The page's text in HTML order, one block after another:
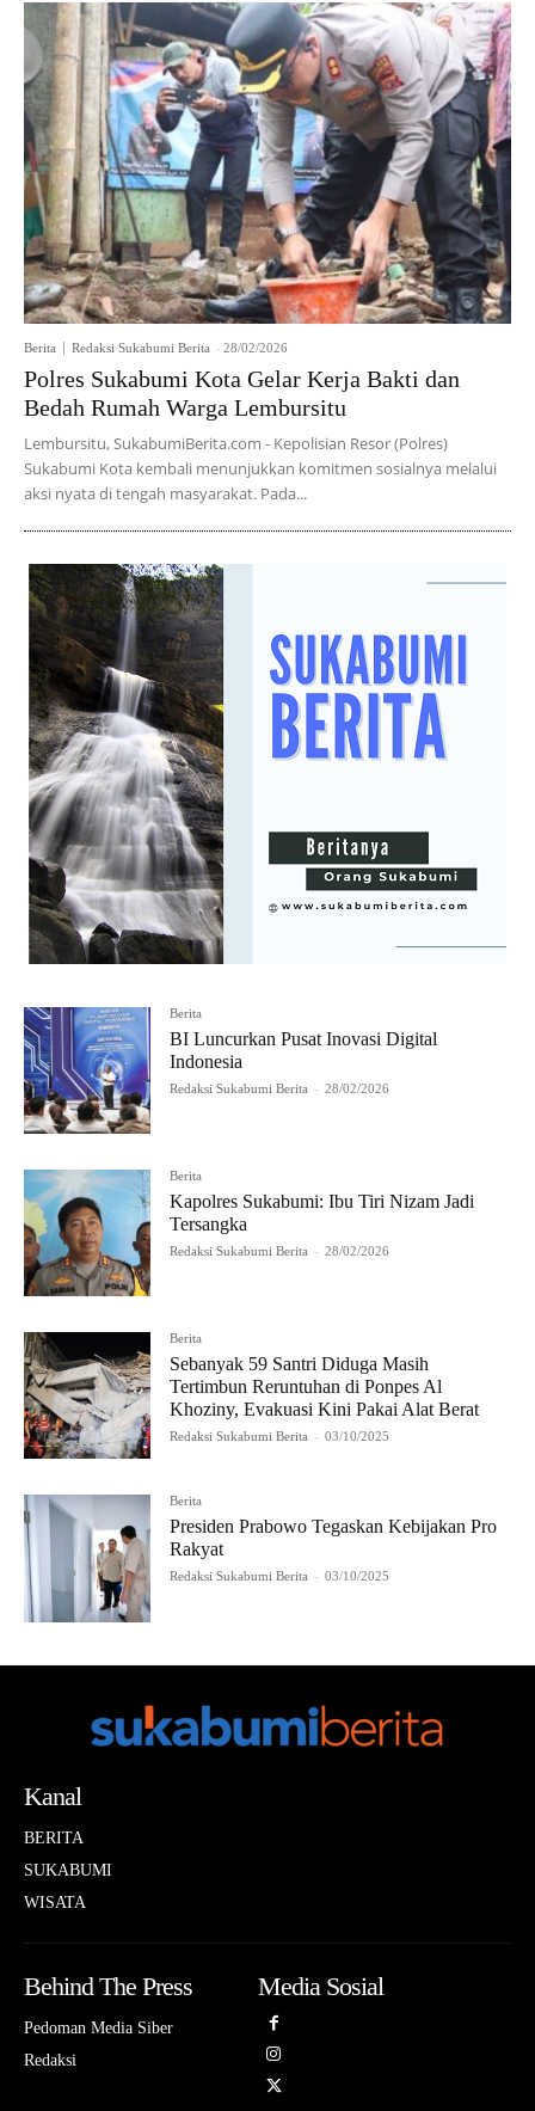
Berita Redaksi Sukabumi Berita - 28/02/2026
Polres Sukabumi Kota Gelar Kerja Bakti dan
Bedah Rumah Warga Lembursitu
Lembursitu, SukabumiBerita.com - Kepolisian Resor (Polres)
Sukabumi Kota kembali menunjukkan komitmen sosialnya melalui
aksi nyata di tengah masyarakat. Pada...
Berita
BI Luncurkan Pusat Inovasi Digital
Indonesia
Redaksi Sukabumi Berita - 28/02/2026
Berita
Kapolres Sukabumi: Ibu Tiri Nizam Jadi
Tersangka
Redaksi Sukabumi Berita - 28/02/2026
Berita
Sebanyak 59 Santri Diduga Masih
Tertimbun Reruntuhan di Ponpes Al
Khoziny, Evakuasi Kini Pakai Alat Berat
Redaksi Sukabumi Berita - 03/10/2025
Berita
Presiden Prabowo Tegaskan Kebijakan Pro
Rakyat
Redaksi Sukabumi Berita - 03/10/2025
Kanal
BERITA
SUKABUMI
WISATA
Behind The Press
Pedoman Media Siber
Redaksi
Media Sosial